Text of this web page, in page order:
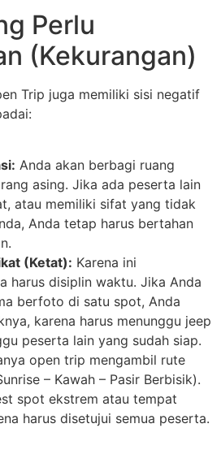
Perlu
(Kekurangan)
Trip juga memiliki sisi negatif
Anda akan berbagi ruang
asing. Jika ada peserta lain
atau memiliki sifat yang tidak
Anda tetap harus bertahan
(Ketat): Karena ini
harus disiplin waktu. Jika Anda
berfoto di satu spot, Anda
karena harus menunggu jeep
peserta lain yang sudah siap.
open trip mengambil rute
– Kawah – Pasir Berbisik).
spot ekstrem atau tempat
harus disetujui semua peserta.